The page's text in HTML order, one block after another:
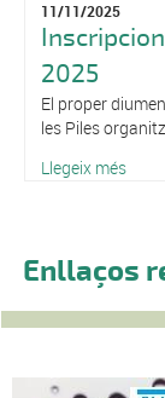
11/11/2025
2025
El proper
les Piles
Llegeix més
Enllaços